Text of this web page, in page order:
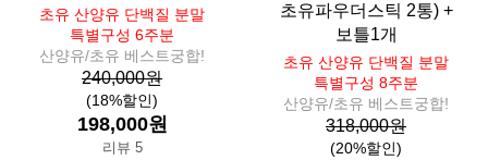
초유 산양유 단백질 분말
특별구성 6주분
산양유/초유 베스트궁합!
240,000원
(18%할인)
198,000원
리뷰 5
초유파우더스틱 2통) +
보틀1개
초유 산양유 단백질 분말
특별구성 8주분
산양유/초유 베스트궁합!
318,000원
(20%할인)